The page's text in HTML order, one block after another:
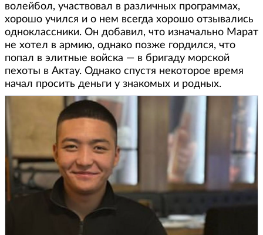
волейбол, участвовал в различных программах,
хорошо учился и о нем всегда хорошо отзывались
одноклассники. Он добавил, что изначально Марат
не хотел в армию, однако позже гордился, что
попал в элитные войска — в бригаду морской
пехоты в Актау. Однако спустя некоторое время
начал просить деньги у знакомых и родных.